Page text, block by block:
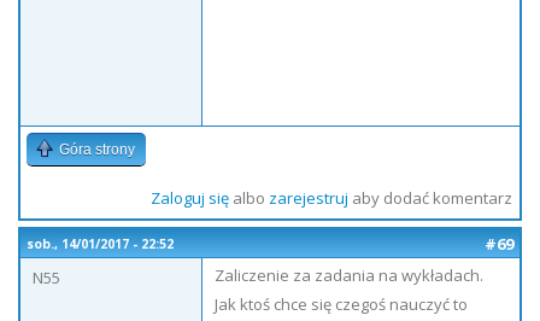
Góra strony
Zaloguj sięalbo zarejestruj aby dodać komentarz
sob., 14/01/2017 - 22:52
#69
N55
Zaliczenie za zadania na wykładach.
Jak ktoś chce się czegoś nauczyć to